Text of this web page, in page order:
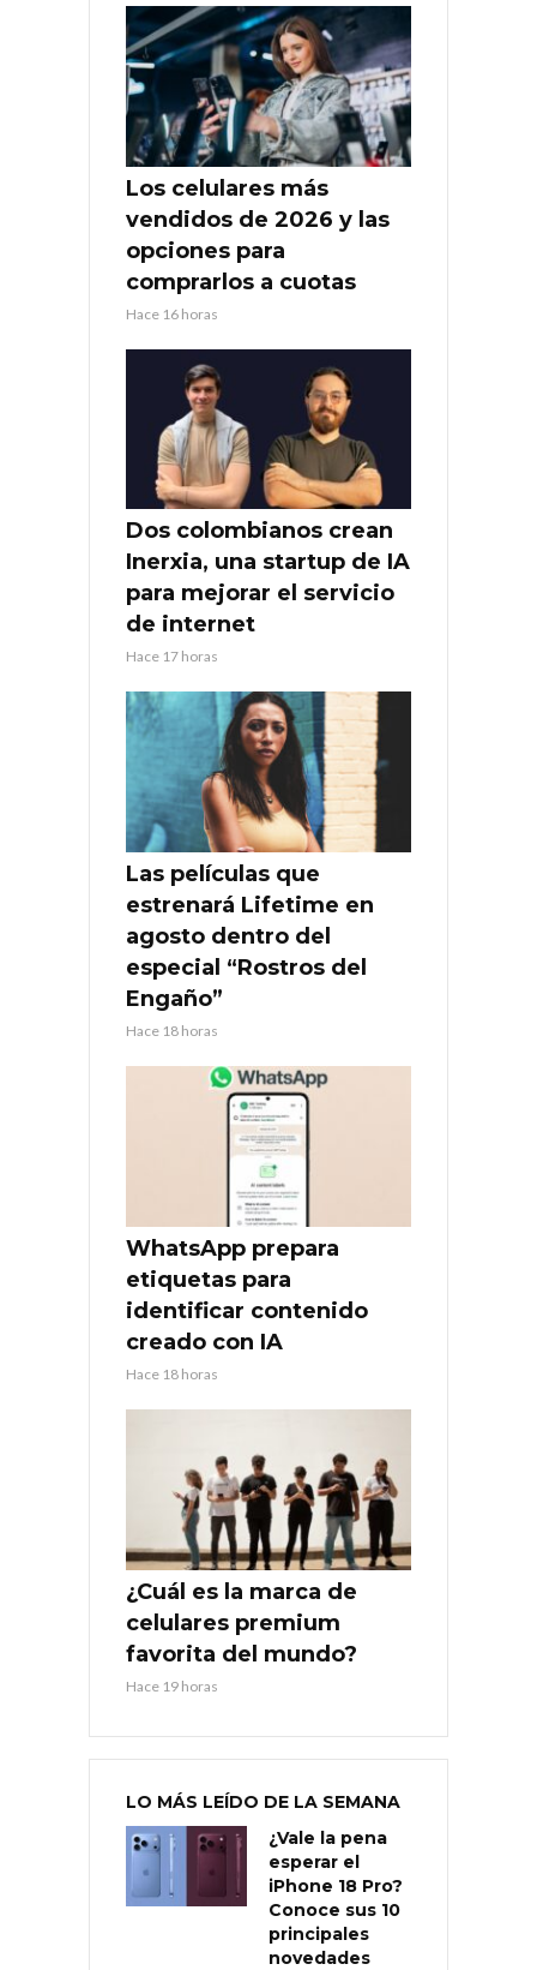
Los celulares más
vendidos de 2026 y las
opciones para
comprarlos a cuotas
Hace 16 horas
Dos colombianos crean
Inerxia, una startup de IA
para mejorar el servicio
de internet
Hace 17 horas
Las películas que
estrenará Lifetime en
agosto dentro del
especial “Rostros del
Engaño”
Hace 18 horas
WhatsApp prepara
etiquetas para
identificar contenido
creado con IA
Hace 18 horas
¿Cuál es la marca de
celulares premium
favorita del mundo?
Hace 19 horas
LO MÁS LEÍDO DE LA SEMANA
¿Vale la pena
esperar el
iPhone 18 Pro?
Conoce sus 10
principales
novedades